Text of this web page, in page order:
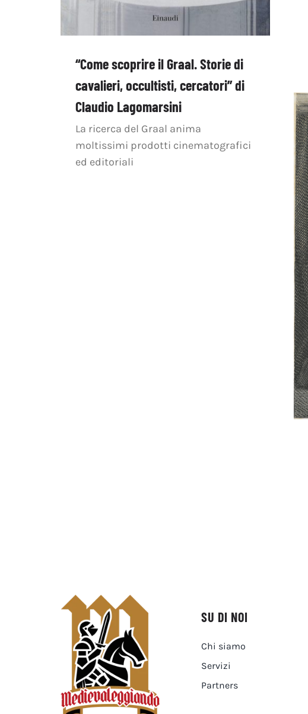
“Come scoprire il Graal. Storie di
cavalieri, occultisti, cercatori” di
Claudio Lagomarsini
La ricerca del Graal anima
moltissimi prodotti cinematografici
ed editoriali
SU DI NOI
Chi siamo
Servizi
Partners